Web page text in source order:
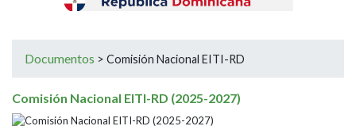
Documentos > Comisión Nacional EITI-RD
Comisión Nacional EITI-RD (2025-2027)